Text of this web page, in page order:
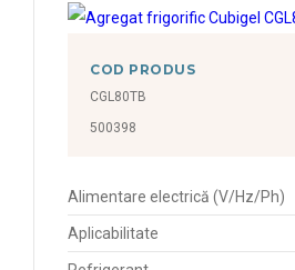
COD PRODUS
CGL80TB
500398
Alimentare electrică (V/Hz/Ph)
Aplicabilitate